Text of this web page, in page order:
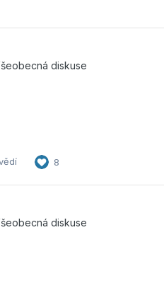
diskuse
8
diskuse